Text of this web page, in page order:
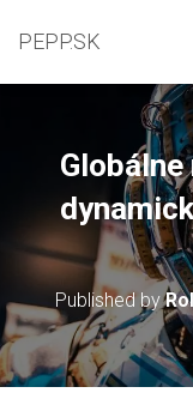
PEPP.SK
Published by